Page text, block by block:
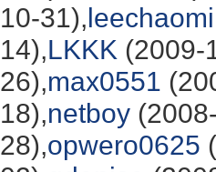
10-31),
14),LKKK (2009-
26),max0551
18),netboy
28),opwero0625